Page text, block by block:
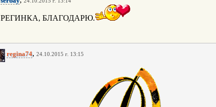
РЕГИНКА, БЛАГОДАРЮ.
regina74, 24.10.2015 г. 13:15